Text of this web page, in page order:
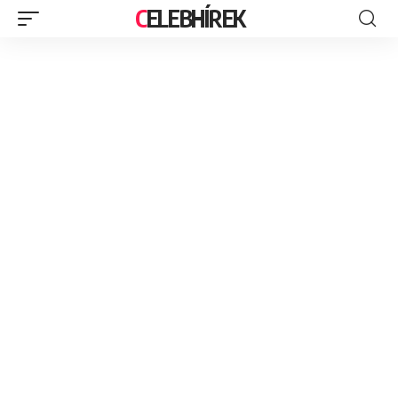
CELEBHÍREK